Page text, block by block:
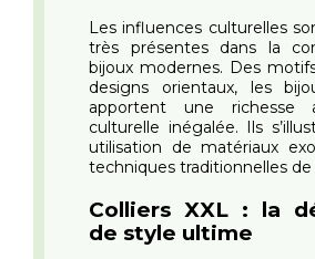
Les influences culturelles
très présentes dans la
bijoux modernes. Des
designs orientaux, les
apportent une richesse
culturelle inégalée. Ils
utilisation de matériaux
techniques traditionnelles de
Colliers XXL : la
de style ultime